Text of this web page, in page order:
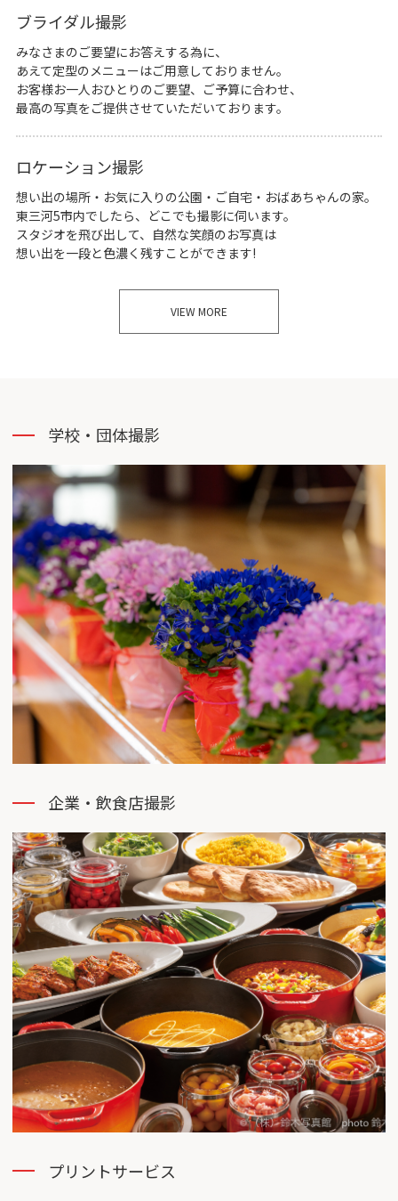
ブライダル撮影
みなさまのご要望にお答えする為に、
あえて定型のメニューはご用意しておりません。
お客様お一人おひとりのご要望、ご予算に合わせ、
最高の写真をご提供させていただいております。
ロケーション撮影
想い出の場所・お気に入りの公園・ご自宅・おばあちゃんの家。
東三河5市内でしたら、どこでも撮影に伺います。
スタジオを飛び出して、自然な笑顔のお写真は
想い出を一段と色濃く残すことができます!
VIEW MORE
学校・団体撮影
企業・飲⾷店撮影
プリントサービス